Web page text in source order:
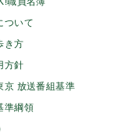
ついて
き方
方針
京 放送番組基準
準綱領